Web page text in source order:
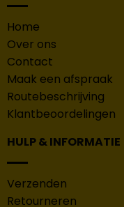
Home
Over ons
Contact
Maak een afspraak
Routebeschrijving
Klantbeoordelingen
HULP & INFORMATIE
Verzenden
Retourneren